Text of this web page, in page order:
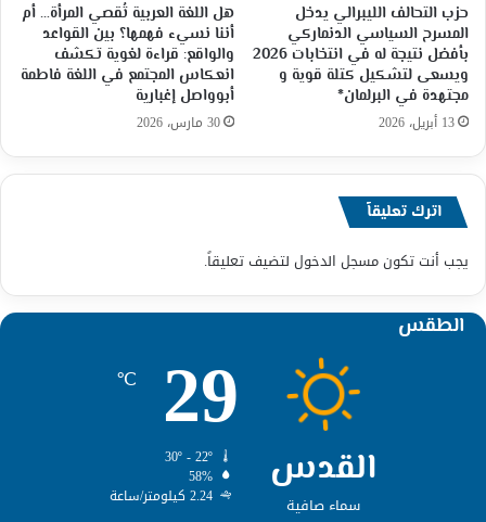
حزب التحالف الليبرالي يدخل
المسرح السياسي الدنماركي
بأفضل نتيجة له في انتخابات 2026
ويسعى لتشكيل كتلة قوية و
مجتهدة في البرلمان*
13 أبريل، 2026
هل اللغة العربية تُقصي المرأة… أم
أننا نسيء فهمها؟ بين القواعد
والواقع: قراءة لغوية تكشف
انعكاس المجتمع في اللغة فاطمة
أبوواصل إغبارية
30 مارس، 2026
اترك تعليقاً
يجب أنت تكونمسجل الدخول لتضيف تعليقاً.
الطقس
القدس
سماء صافية
29
℃
58%
2.24 كيلومتر/ساعة